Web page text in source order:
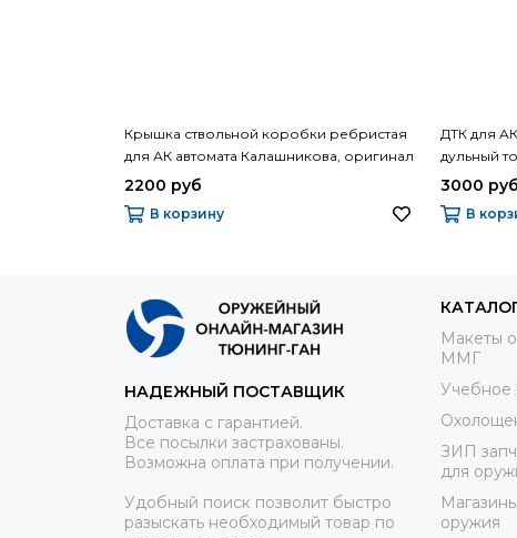
Крышка ствольной коробки ребристая
для АК автомата Калашникова, оригинал
СССР
2200 руб
В корзину
ДТК для
дульный
автомата
3000 руб
В
НАДЕЖНЫЙ ПОСТАВЩИК
Доставка с гарантией.
Все посылки застрахованы.
Возможна оплата при получении.
Удобный поиск позволит быстро
разыскать необходимый товар по
Макеты
ММГ
Учебное
ЗИП
для
оружия